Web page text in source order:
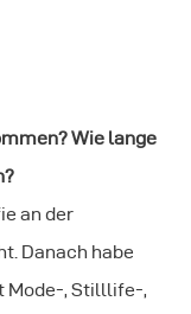
Wie lange
an der
Danach habe
Mode-, Stilllife-,